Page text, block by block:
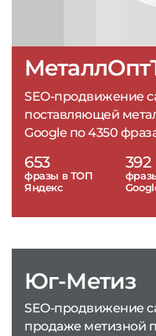
SEO-продвижение
поставляющей
Google по 4350
653
фразы в ТОП
Яндекс
392
Юг-Метиз
SEO-продвижение
продаже метизной